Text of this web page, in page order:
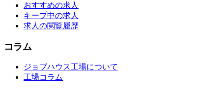
おすすめの求人
キープ中の求人
求人の閲覧履歴
コラム
ジョブハウス工場について
工場コラム